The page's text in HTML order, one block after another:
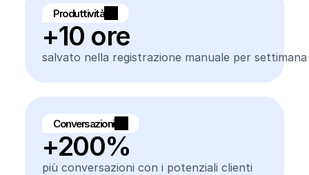
Produttività
+10 ore
salvato nella registrazione manuale per settimana
Conversazioni
+200%
più conversazioni con i potenziali clienti